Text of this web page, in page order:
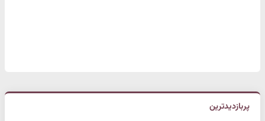
پربازدیدترین